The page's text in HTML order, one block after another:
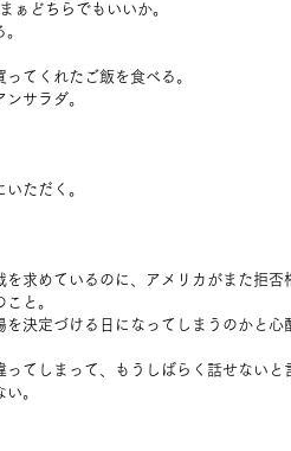
ぁどちらでもいいか。
てくれたご飯を食べる。
サラダ。
ただく。
求めているのに、アメリカがまた拒否
と。
決定づける日になってしまうのかと心
てしまって、もうしばらく話せないと
。